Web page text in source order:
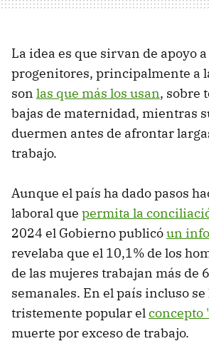
La idea es que sirvan de apoyo a
progenitores, principalmente a
son las que más los usan, sobre
bajas de maternidad, mientras
duermen antes de afrontar
trabajo.
Aunque el país ha dado pasos
laboral que permita la
2024 el Gobierno publicóun
revelaba que el 10,1% de los
de las mujeres trabajan más de
semanales. En el país incluso se
tristemente popular elconcepto
muerte por exceso de trabajo.